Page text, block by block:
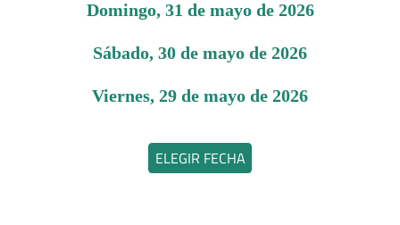
domingo, 31 de mayo de 2026
sábado, 30 de mayo de 2026
viernes, 29 de mayo de 2026
ELEGIR FECHA